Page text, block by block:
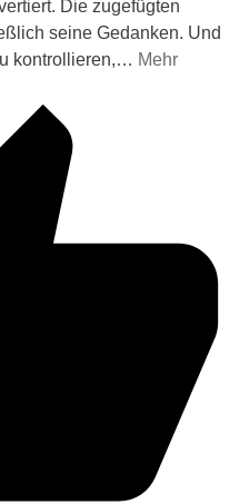
Die zugefügten
seine Gedanken. Und
kontrollieren,… Mehr